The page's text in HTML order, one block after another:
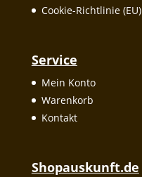
Cookie-Richtlinie (EU)
Service
Mein Konto
Warenkorb
Kontakt
Shopauskunft.de